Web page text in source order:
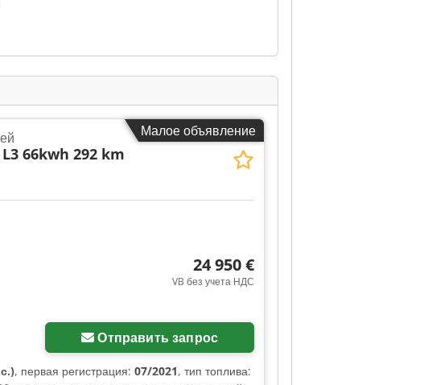
Малое объявление
L3 66kwh 292 km
24 950 €
VB без учета НДС
Отправить запрос
, первая регистрация: 07/2021, тип топлива: